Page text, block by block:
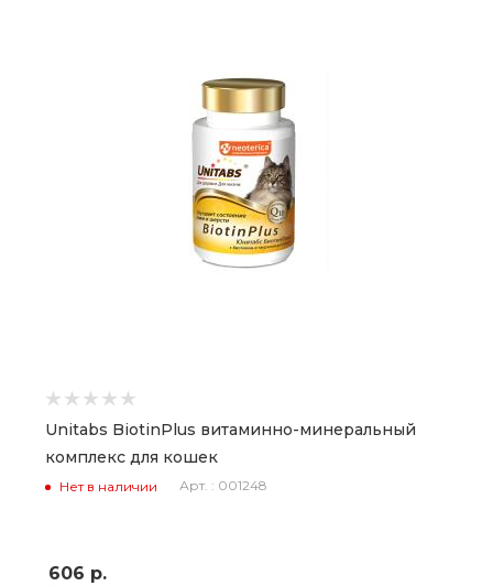
Unitabs BiotinPlus витаминно-минеральный
комплекс для кошек
Нет в наличии Арт. : 001248
606 р.